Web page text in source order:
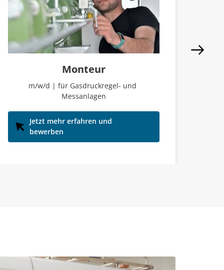
Monteur
m/w/d | für Gasdruckregel- und
Messanlagen
Jetzt mehr erfahren und
bewerben